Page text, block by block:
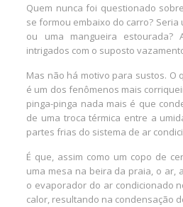
Quem nunca foi questionado
se formou embaixo do carro?
ou uma mangueira estourada?
intrigados com o suposto
Mas não há motivo para sustos. O
é um dos fenômenos mais
pinga-pinga nada mais é que
de uma troca térmica entre a
partes frias do sistema de ar
É que, assim como um copo de
uma mesa na beira da praia, o ar,
o evaporador do ar condicionado
calor, resultando na condensação